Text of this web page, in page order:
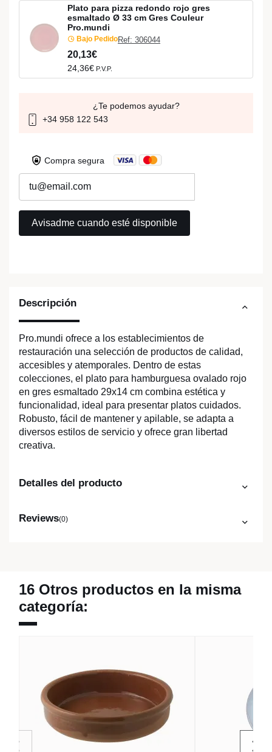
Descripción
Pro.mundi ofrece a los establecimientos de
restauración una selección de productos de calidad,
accesibles y atemporales. Dentro de estas
colecciones, el plato para hamburguesa ovalado rojo
en gres esmaltado 29x14 cm combina estética y
funcionalidad, ideal para presentar platos cuidados.
Robusto, fácil de mantener y apilable, se adapta a
diversos estilos de servicio y ofrece gran libertad
creativa.
Detalles del producto
Reviews(0)
Plato para pizza redondo rojo gres
esmaltado Ø 33 cm Gres Couleur
Pro.mundi
Bajo PedidoRef: 306044
20,13€
24,36€ P.V.P.
¿Te podemos ayudar?
+34 958 122 543
Compra segura
16 Otros productos en la misma
categoría: